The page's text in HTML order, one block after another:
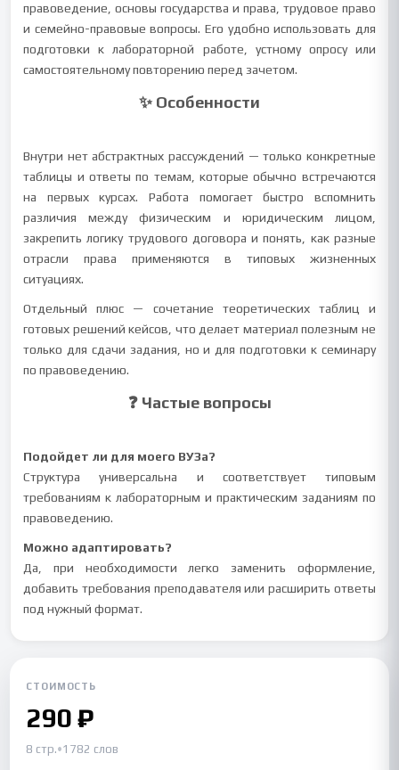
правоведение, основы государства и права, трудовое право
и семейно-правовые вопросы. Его удобно использовать для
подготовки к лабораторной работе, устному опросу или
самостоятельному повторению перед зачетом.
✨ Особенности
Внутри нет абстрактных рассуждений — только конкретные
таблицы и ответы по темам, которые обычно встречаются
на первых курсах. Работа помогает быстро вспомнить
различия между физическим и юридическим лицом,
закрепить логику трудового договора и понять, как разные
отрасли права применяются в типовых жизненных
ситуациях.
Отдельный плюс — сочетание теоретических таблиц и
готовых решений кейсов, что делает материал полезным не
только для сдачи задания, но и для подготовки к семинару
по правоведению.
❓ Частые вопросы
Подойдет ли для моего ВУЗа?
Структура универсальна и соответствует типовым
требованиям к лабораторным и практическим заданиям по
правоведению.
Можно адаптировать?
Да, при необходимости легко заменить оформление,
добавить требования преподавателя или расширить ответы
под нужный формат.
СТОИМОСТЬ
290 ₽
8 стр.•1782 слов